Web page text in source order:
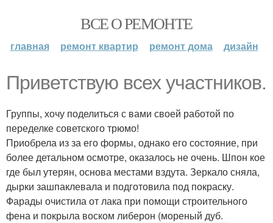
ВСЕ О РЕМОНТЕ
главная ремонт квартир ремонт дома дизайн
Приветствую всех участников.
Группы, хочу поделиться с вами своей работой по
переделке советского трюмо!
Приобрела из за его формы, однако его состояние, при
более детальном осмотре, оказалось не очень. Шпон кое
где был утерян, основа местами вздута. Зеркало сняла,
дырки зашпаклевала и подготовила под покраску.
Фарады очистила от лака при помощи строительного
фена и покрыла воском либерон (мореный дуб.